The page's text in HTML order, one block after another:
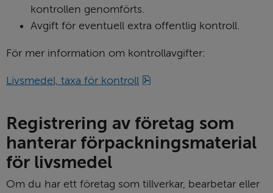
kontrollen genomförts.
Avgift för eventuell extra offentlig kontroll.
För mer information om kontrollavgifter:
Livsmedel, taxa för kontroll
Registrering av företag som
hanterar förpacknings­material
för livsmedel
Om du har ett företag som tillverkar, bearbetar eller